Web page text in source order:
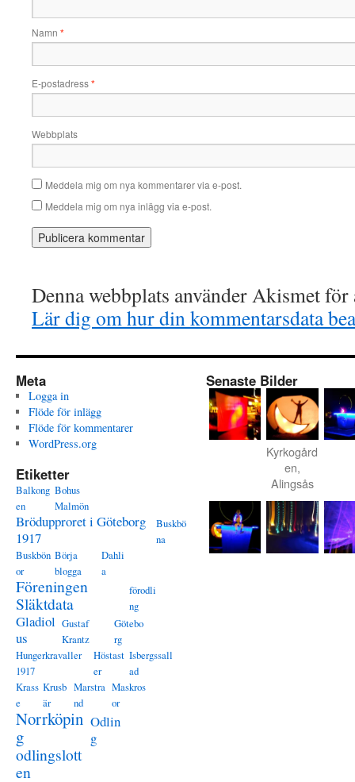
Namn *
E-postadress*
Webbplats
Meddela mig om nya kommentarer via e-post.
Meddela mig om nya inlägg via e-post.
Denna webbplats använder Akismet
Lär dig om hur din kommentarsdata
Meta
Logga in
Flöde för inlägg
Flöde för kommentarer
WordPress.org
Etiketter
Balkong
en
Bohus
Malmön
Brödupproret i Göteborg
1917
Buskbö
na
Buskbön
or
Börja
blogga
Dahli
a
Föreningen
Släktdata
förodli
ng
Gladiol
us
Gustaf
Krantz
Götebo
rg
Hungerkravaller
1917
Höstast
er
Isbergssall
ad
Krass
e
Krusb
är
Marstra
nd
Maskros
or
Norrköpin
g
Odlin
g
odlingslott
en
Senaste Bilder
Kyrkogård
en,
Alingsås